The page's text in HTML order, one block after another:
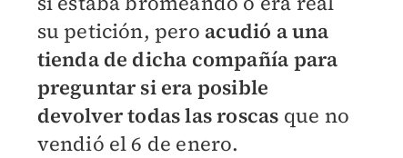
su petición, pero acudió a una
tienda de dicha compañía para
preguntar si era posible
devolver todas las roscas que no
vendió el 6 de enero.